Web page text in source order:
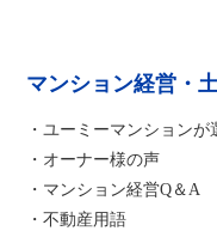
マンション経営・
・ユーミーマンションが
・オーナー様の声
・マンション経営Q＆A
・不動産用語